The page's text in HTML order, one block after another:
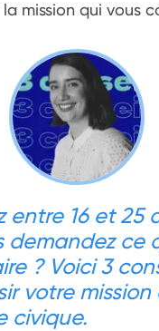
mission qui vous
entre 16 et 25
demandez ce
? Voici 3
votre mission
civique.